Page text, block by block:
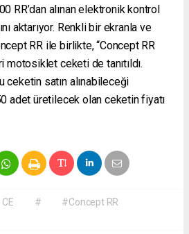
RR’dan alınan elektronik kontrol
aktarıyor. Renkli bir ekranla ve
RR ile birlikte, “Concept RR
motosiklet ceketi de tanıtıldı.
satın alınabileceği
adet üretilecek olan ceketin fiyatı
#
#Concept RR